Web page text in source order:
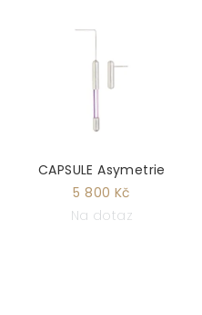
CAPSULE Asymetrie
5 800 Kč
Na dotaz